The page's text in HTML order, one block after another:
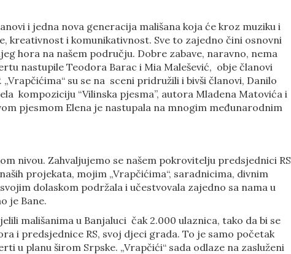
i jedna nova generacija mališana koja će kroz muziku i
kreativnost i komunikativnost. Sve to zajedno čini osnovni
hora na našem području. Dobre zabave, naravno, nema
nastupile Teodora Barac i Mia Malešević, obje članovi
su se na sceni pridružili i bivši članovi, Danilo
kompoziciju “Vilinska pjesma”, autora Mladena Matovića i
pjesmom Elena je nastupala na mnogim međunarodnim
nivou. Zahvaljujemo se našem pokrovitelju predsjednici RS
projekata, mojim „Vrapčićima“, saradnicima, divnim
dolaskom podržala i učestvovala zajedno sa nama u
je Bane.
mališanima u Banjaluci čak 2.000 ulaznica, tako da bi se
i predsjednice RS, svoj djeci grada. To je samo početak
u planu širom Srpske. „Vrapčići“ sada odlaze na zasluženi